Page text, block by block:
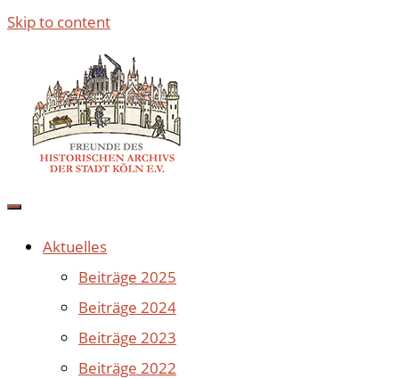
Skip to content
Aktuelles
Beiträge 2025
Beiträge 2024
Beiträge 2023
Beiträge 2022